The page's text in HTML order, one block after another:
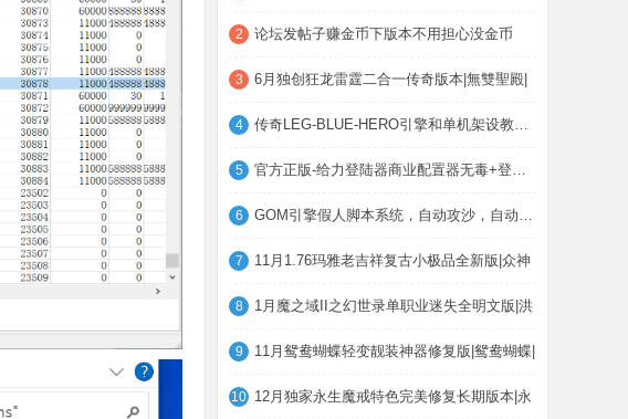
2 论坛发帖子赚金币下版本不用担心没金币
3 6月独创狂龙雷霆二合一传奇版本|無雙聖殿|
4 传奇LEG-BLUE-HERO引擎和单机架设教程，小
5 官方正版-给力登陆器商业配置器无毒+登录器
6 GOM引擎假人脚本系统，自动攻沙，自动打怪
7 11月1.76玛雅老吉祥复古小极品全新版|众神
8 1月魔之域II之幻世录单职业迷失全明文版|洪
9 11月鸳鸯蝴蝶轻变靓装神器修复版|鸳鸯蝴蝶|
10 12月独家永生魔戒特色完美修复长期版本|永